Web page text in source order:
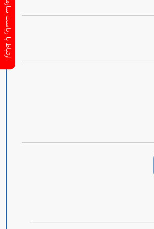
ارتباط با ریاست سازمان